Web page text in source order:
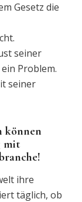
Gesetz die
seiner
Problem.
seiner
können
mit
ihre
täglich, ob